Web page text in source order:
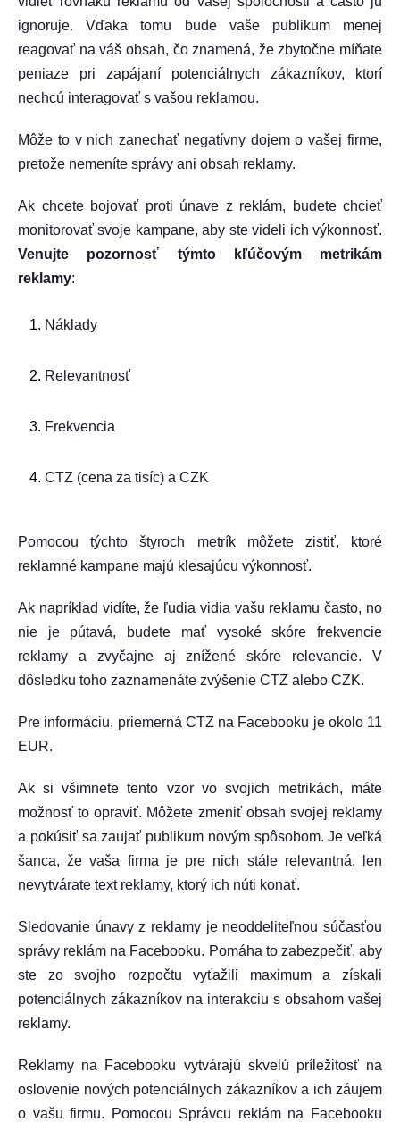
ignoruje. Vďaka tomu bude vaše publikum menej
reagovať na váš obsah, čo znamená, že zbytočne míňate
peniaze pri zapájaní potenciálnych zákazníkov, ktorí
nechcú interagovať s vašou reklamou.
Môže to v nich zanechať negatívny dojem o vašej firme,
pretože nemeníte správy ani obsah reklamy.
Ak chcete bojovať proti únave z reklám, budete chcieť
monitorovať svoje kampane, aby ste videli ich výkonnosť.
Venujte pozornosť týmto kľúčovým metrikám
reklamy:
Náklady
Relevantnosť
Frekvencia
CTZ (cena za tisíc) a CZK
Pomocou týchto štyroch metrík môžete zistiť, ktoré
reklamné kampane majú klesajúcu výkonnosť.
Ak napríklad vidíte, že ľudia vidia vašu reklamu často, no
nie je pútavá, budete mať vysoké skóre frekvencie
reklamy a zvyčajne aj znížené skóre relevancie. V
dôsledku toho zaznamenáte zvýšenie CTZ alebo CZK.
Pre informáciu, priemerná CTZ na Facebooku je okolo 11
EUR.
Ak si všimnete tento vzor vo svojich metrikách, máte
možnosť to opraviť. Môžete zmeniť obsah svojej reklamy
a pokúsiť sa zaujať publikum novým spôsobom. Je veľká
šanca, že vaša firma je pre nich stále relevantná, len
nevytvárate text reklamy, ktorý ich núti konať.
Sledovanie únavy z reklamy je neoddeliteľnou súčasťou
správy reklám na Facebooku. Pomáha to zabezpečiť, aby
ste zo svojho rozpočtu vyťažili maximum a získali
potenciálnych zákazníkov na interakciu s obsahom vašej
reklamy.
Reklamy na Facebooku vytvárajú skvelú príležitosť na
oslovenie nových potenciálnych zákazníkov a ich záujem
o vašu firmu. Pomocou Správcu reklám na Facebooku